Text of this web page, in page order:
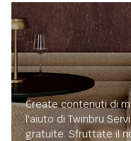
Create contenuti di
l'aiuto di Twinbru
gratuite. Sfruttate il